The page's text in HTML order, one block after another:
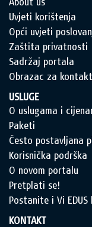
Uvjeti korištenja
Opći uvjeti
Zaštita privatnosti
Sadržaj portala
Obrazac za kontakt
USLUGE
O uslugama i
Paketi
Često postavljana
Korisnička podrška
O novom portalu
Pretplati se!
Postanite i Vi EDUS
KONTAKT